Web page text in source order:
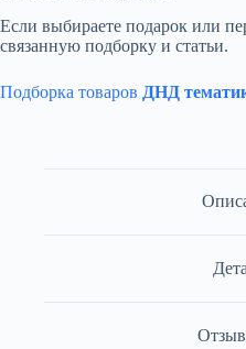
Если выбираете подарок или
связанную подборку и статьи.
Подборка товаров ДНД